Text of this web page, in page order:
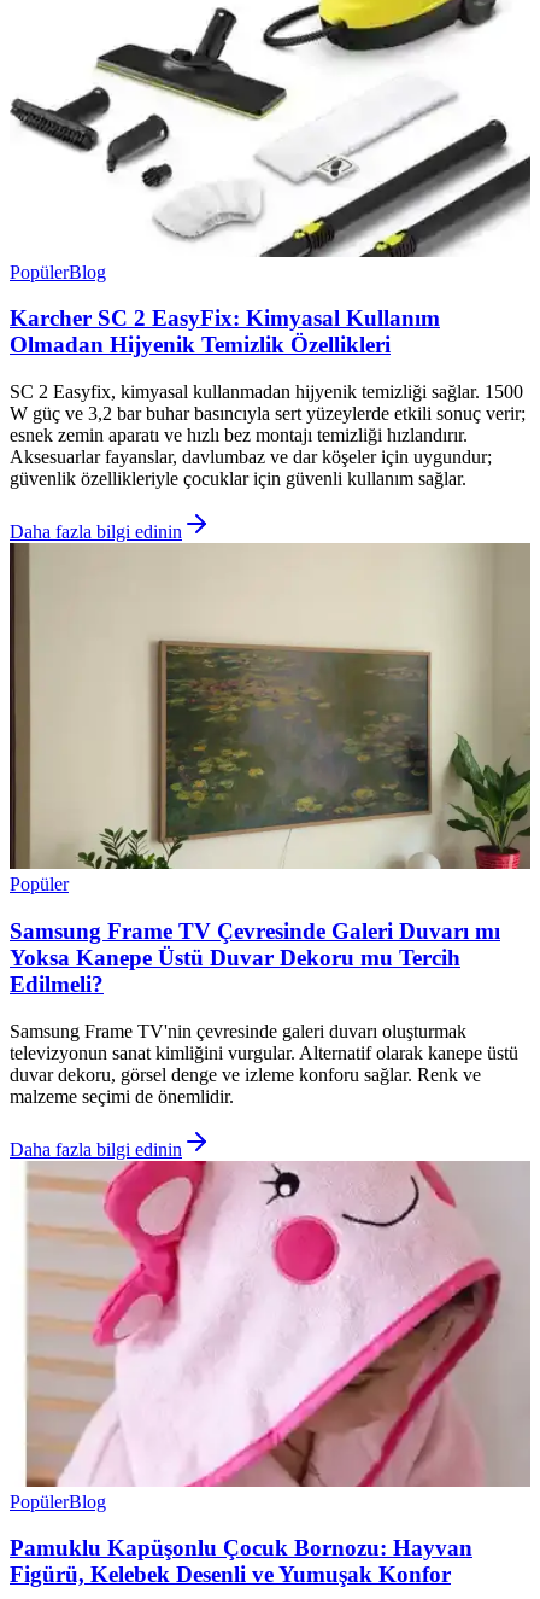
PopülerBlog
Karcher SC 2 EasyFix: Kimyasal Kullanım
Olmadan Hijyenik Temizlik Özellikleri
SC 2 Easyfix, kimyasal kullanmadan hijyenik temizliği sağlar. 1500
W güç ve 3,2 bar buhar basıncıyla sert yüzeylerde etkili sonuç verir;
esnek zemin aparatı ve hızlı bez montajı temizliği hızlandırır.
Aksesuarlar fayanslar, davlumbaz ve dar köşeler için uygundur;
güvenlik özellikleriyle çocuklar için güvenli kullanım sağlar.
Daha fazla bilgi edinin
Popüler
Samsung Frame TV Çevresinde Galeri Duvarı mı
Yoksa Kanepe Üstü Duvar Dekoru mu Tercih
Edilmeli?
Samsung Frame TV'nin çevresinde galeri duvarı oluşturmak
televizyonun sanat kimliğini vurgular. Alternatif olarak kanepe üstü
duvar dekoru, görsel denge ve izleme konforu sağlar. Renk ve
malzeme seçimi de önemlidir.
Daha fazla bilgi edinin
PopülerBlog
Pamuklu Kapüşonlu Çocuk Bornozu: Hayvan
Figürü, Kelebek Desenli ve Yumuşak Konfor